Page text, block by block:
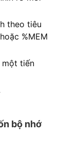
theo tiêu
%MEM
một tiến
bộ nhớ